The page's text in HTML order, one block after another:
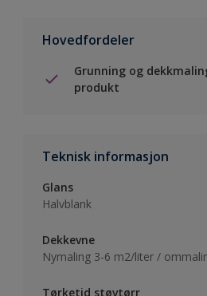
Hovedfordeler
Grunning og
produkt
Teknisk informasjon
Glans
Halvblank
Dekkevne
Nymaling 3-6 m2/liter /
Tørketid støvtørr